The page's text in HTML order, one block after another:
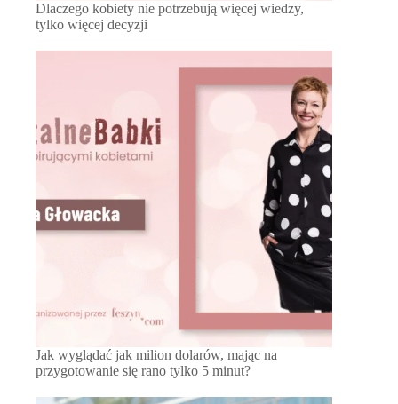
Dlaczego kobiety nie potrzebują więcej wiedzy,
tylko więcej decyzji
Jak wyglądać jak milion dolarów, mając na
przygotowanie się rano tylko 5 minut?